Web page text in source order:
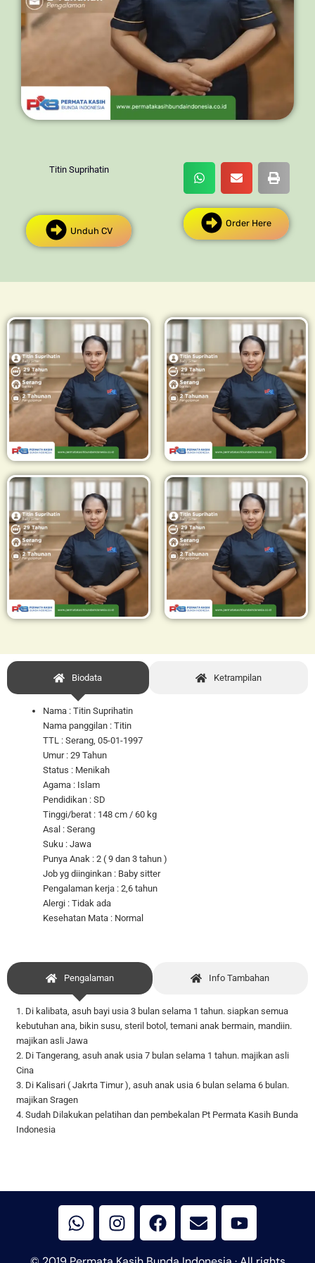
Titin Suprihatin
Unduh CV
Order Here
Biodata Ketrampilan
Nama : Titin Suprihatin
Nama panggilan : Titin
TTL : Serang, 05-01-1997
Umur : 29 Tahun
Status : Menikah
Agama : Islam
Pendidikan : SD
Tinggi/berat : 148 cm / 60 kg
Asal : Serang
Suku : Jawa
Punya Anak : 2 ( 9 dan 3 tahun )
Job yg diinginkan : Baby sitter
Pengalaman kerja : 2,6 tahun
Alergi : Tidak ada
Kesehatan Mata : Normal
Pengalaman Info Tambahan
1. Di kalibata, asuh bayi usia 3 bulan selama 1 tahun. siapkan semua
kebutuhan ana, bikin susu, steril botol, temani anak bermain, mandiin.
majikan asli Jawa
2. Di Tangerang, asuh anak usia 7 bulan selama 1 tahun. majikan asli
Cina
3. Di Kalisari ( Jakrta Timur ), asuh anak usia 6 bulan selama 6 bulan.
majikan Sragen
4. Sudah Dilakukan pelatihan dan pembekalan Pt Permata Kasih Bunda
Indonesia
h
a
t
n
s
t
a
c
n
v
e
o
u
t